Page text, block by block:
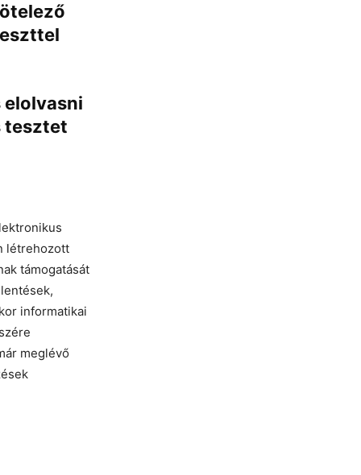
elolvasni
tesztet
létrehozott
támogatását
informatikai
meglévő